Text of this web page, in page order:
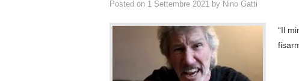
Posted on 1 Settembre 2021 by Nino Gatti
“Il